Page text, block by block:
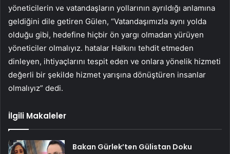
yöneticilerin ve vatandaşların yollarının ayrıldığı anlamına
geldiğini dile getiren Gülen, “Vatandaşımızla aynı yolda
olduğu gibi, hedefine hiçbir ön yargı olmadan yürüyen
yöneticiler olmalıyız. hatalar Halkını tehdit etmeden
dinleyen, ihtiyaçlarını tespit eden ve onlara yönelik hizmeti
değerli bir şekilde hizmet yarışına dönüştüren insanlar
olmalıyız” dedi.
İlgili Makaleler
Bakan Gürlek’ten Gülistan Doku